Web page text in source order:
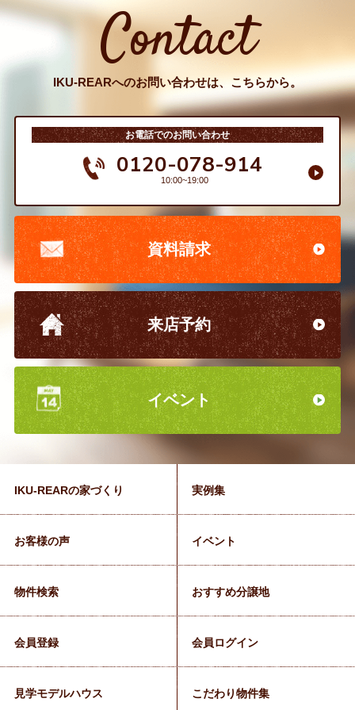
Contact
IKU-REARへのお問い合わせは、こちらから。
お電話でのお問い合わせ
0120-078-914
10:00~19:00
資料請求
来店予約
イベント
IKU-REARの家づくり 実例集
お客様の声 イベント
物件検索 おすすめ分譲地
会員登録 会員ログイン
見学モデルハウス こだわり物件集